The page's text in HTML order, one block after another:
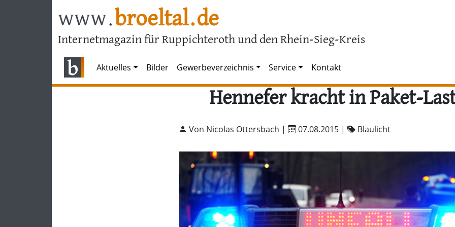
www.broeltal.de
Internetmagazin für Ruppichteroth und den Rhein-Sieg-Kreis
Aktuelles Bilder Gewerbeverzeichnis Service Kontakt
Hennefer kracht in Paket-
Von Nicolas Ottersbach | 07.08.2015 | Blaulicht